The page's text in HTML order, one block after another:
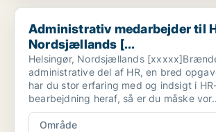
Administrativ medarbejder til HR i
Administrativ medarbejder til
Nordsjællands [...
Helsingør, Nordsjællands
administrative del af HR, en bred
har du stor erfaring med og indsigt i
bearbejdning heraf, så er du måske vor..
Område